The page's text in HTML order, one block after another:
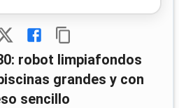
grandes y con
sencillo